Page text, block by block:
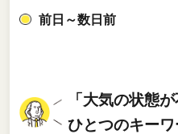
前日～数日前
「大気の状態
ひとつのキーワ